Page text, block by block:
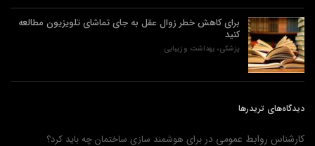
برای کاهش خطر زوال عقل به جای تماشای تلویزیون مطالعه
کنید
پزشکی، بهداشت و زیبایی
دیدگاه‌های تریدرها
کارشناس روابط عمومی در برای هوشمند سازی ساختمان چه باید کرد؟